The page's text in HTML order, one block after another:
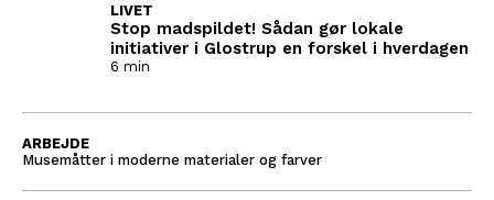
Stop madspildet! Sådan gør lokale
initiativer i Glostrup en forskel i hverdagen
LIVET
6 min
Musemåtter i moderne materialer og farver
ARBEJDE